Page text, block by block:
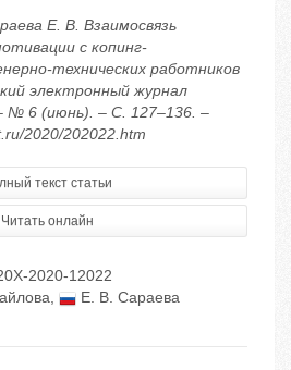
Е. В. Взаимосвязь
с копинг-
технических работников
электронный журнал
№ 6 (июнь). – С. 127–136. –
2020/202022.htm
текст статьи
Читать онлайн
2020-12022
,
Е. В. Сараева